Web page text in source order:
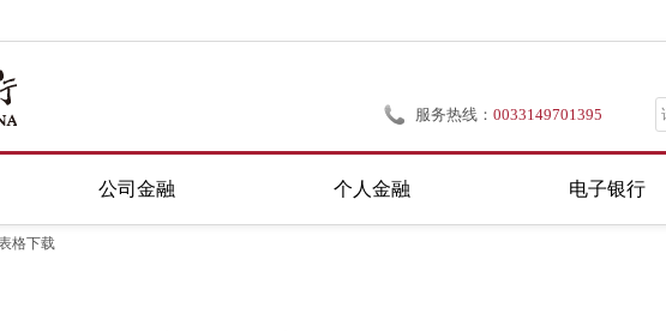
服务热线： 0033149701395
公司金融 个人金融 电子银行
格下载